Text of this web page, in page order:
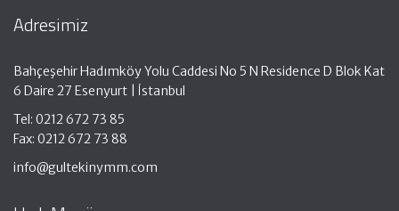
Adresimiz
Bahçeşehir Hadımköy Yolu Caddesi No 5 N Residence D Blok Kat
6 Daire 27 Esenyurt | İstanbul
Tel: 0212 672 73 85
Fax: 0212 672 73 88
info@gultekinymm.com